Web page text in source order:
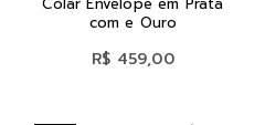
com e Ouro
R$ 459,00